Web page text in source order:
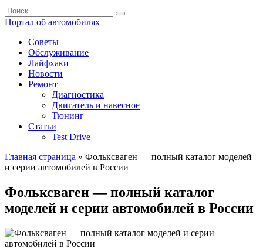
Перейти
к
содержанию
Search
for:
Портал об автомобилях
Советы
Обслуживание
Лайфхаки
Новости
Ремонт
Диагностика
Двигатель и навесное
Тюнинг
Статьи
Test Drive
Главная страница » Фольксваген — полный каталог моделей
и серии автомобилей в России
Фольксваген — полный каталог
моделей и серии автомобилей в России